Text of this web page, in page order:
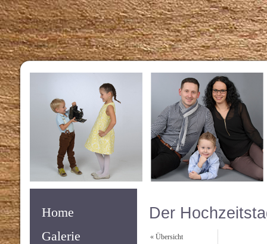
Home
Galerie
Der
« Übersicht